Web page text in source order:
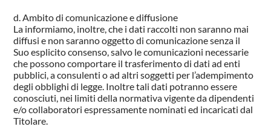
Ambito di comunicazione e diffusione
La informiamo, inoltre, che i dati raccolti non saranno mai
diffusi e non saranno oggetto di comunicazione senza il
Suo esplicito consenso, salvo le comunicazioni necessarie
che possono comportare il trasferimento di dati ad enti
pubblici, a consulenti o ad altri soggetti per l’adempimento
degli obblighi di legge. Inoltre tali dati potranno essere
conosciuti, nei limiti della normativa vigente da dipendenti
e/o collaboratori espressamente nominati ed incaricati dal
Titolare.